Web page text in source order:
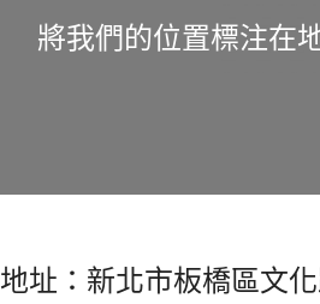
將我們的位置標注在
地址：新北市板橋區文